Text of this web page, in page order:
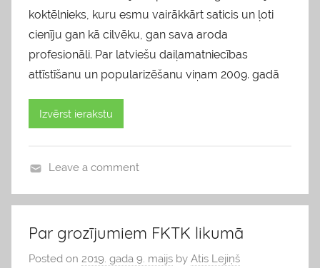
koktēlnieks, kuru esmu vairākkārt saticis un ļoti
cienīju gan kā cilvēku, gan sava aroda
profesionāli. Par latviešu daiļamatniecības
attīstīšanu un popularizēšanu viņam 2009. gadā
Izvērst ierakstu
l
g
s
Leave a comment
Par grozījumiem FKTK likumā
Posted on 2019. gada 9. maijs by Atis Lejiņš